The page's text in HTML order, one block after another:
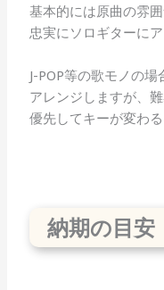
基本的には原曲の雰
忠実にソロギターに
J-POP等の歌モノの
アレンジしますが、
優先してキーが変わる
納期の目安